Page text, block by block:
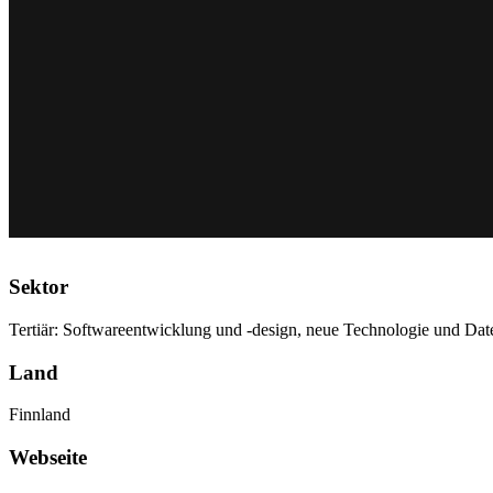
Sektor
Tertiär: Softwareentwicklung und -design, neue Technologie und
Land
Finnland
Webseite